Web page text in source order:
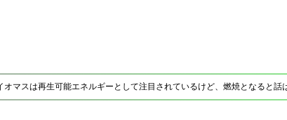
オマスは再生可能エネルギーとして注目されているけど、燃焼となると話